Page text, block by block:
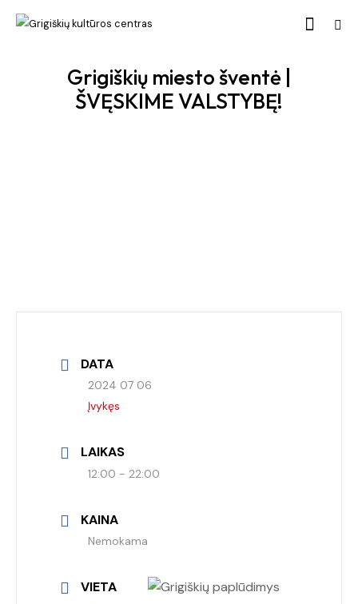
Grigiškių miesto šventė |
ŠVĘSKIME VALSTYBĘ!
DATA
2024 07 06
Įvykęs
LAIKAS
12:00 - 22:00
KAINA
Nemokama
VIETA